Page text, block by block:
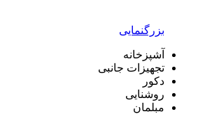
بزرگنمایی
آشپزخانه
تجهیزات جانبی
دکور
روشنایی
مبلمان